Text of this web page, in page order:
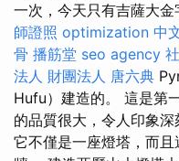
一次，今天只有吉薩大
師證照 optimization 中
骨 播筋堂 seo agency
法人 財團法人 唐六典
Hufu）建造的。 這是第
的品質很大，令人印象深
它不僅是一座燈塔，而